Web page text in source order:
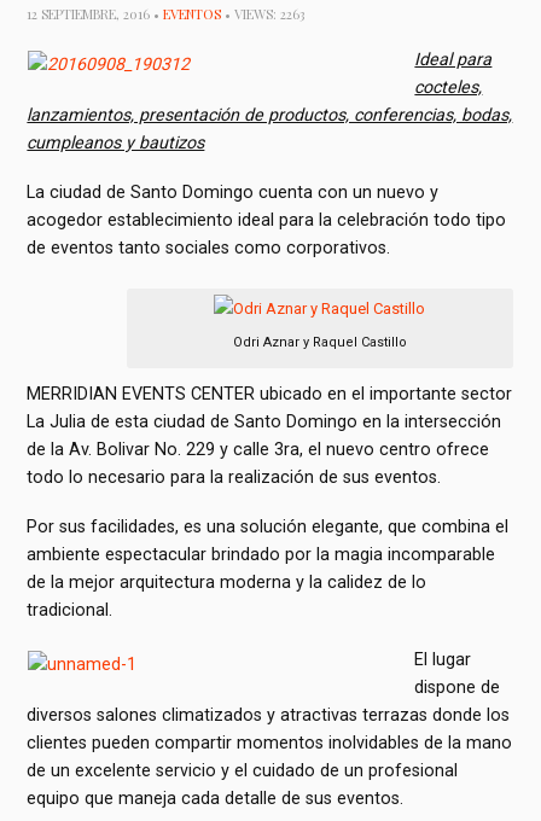
12 SEPTIEMBRE, 2016 •EVENTOS • VIEWS: 2263
Ideal para
cocteles,
lanzamientos, presentación de productos, conferencias, bodas,
cumpleanos y bautizos
La ciudad de Santo Domingo cuenta con un nuevo y
acogedor establecimiento ideal para la celebración todo tipo
de eventos tanto sociales como corporativos.
Odri Aznar y Raquel Castillo
MERRIDIAN EVENTS CENTER ubicado en el importante sector
La Julia de esta ciudad de Santo Domingo en la intersección
de la Av. Bolivar No. 229 y calle 3ra, el nuevo centro ofrece
todo lo necesario para la realización de sus eventos.
Por sus facilidades, es una solución elegante, que combina el
ambiente espectacular brindado por la magia incomparable
de la mejor arquitectura moderna y la calidez de lo
tradicional.
El lugar
dispone de
diversos salones climatizados y atractivas terrazas donde los
clientes pueden compartir momentos inolvidables de la mano
de un excelente servicio y el cuidado de un profesional
equipo que maneja cada detalle de sus eventos.